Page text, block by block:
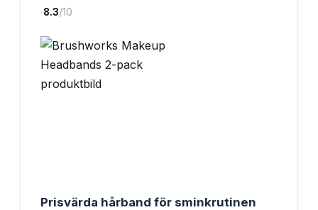
·8.3/10
Prisvärda hårband för sminkrutinen